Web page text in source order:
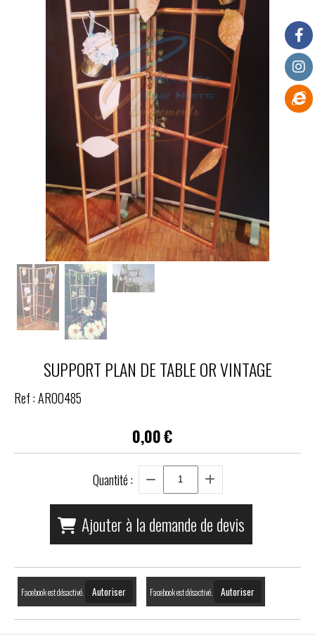
SUPPORT PLAN DE TABLE OR VINTAGE
Ref :AR00485
0,00€
Quantité :
Ajouter à la demande de devis
Facebook est désactivé. Autoriser Facebook est désactivé. Autoriser